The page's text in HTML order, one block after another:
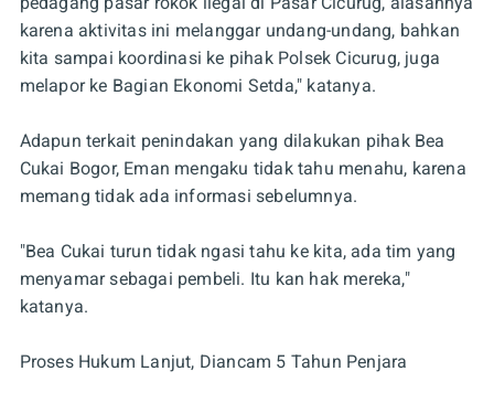
karena aktivitas ini melanggar undang-undang, bahkan
kita sampai koordinasi ke pihak Polsek Cicurug, juga
melapor ke Bagian Ekonomi Setda," katanya.
Adapun terkait penindakan yang dilakukan pihak Bea
Cukai Bogor, Eman mengaku tidak tahu menahu, karena
memang tidak ada informasi sebelumnya.
"Bea Cukai turun tidak ngasi tahu ke kita, ada tim yang
menyamar sebagai pembeli. Itu kan hak mereka,"
katanya.
Proses Hukum Lanjut, Diancam 5 Tahun Penjara